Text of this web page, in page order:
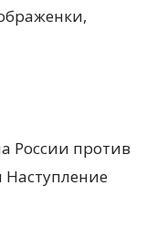
России против
Наступление